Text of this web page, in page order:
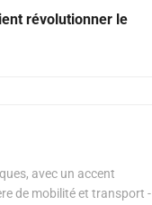
révolutionner le
avec un accent
de mobilité et transport -